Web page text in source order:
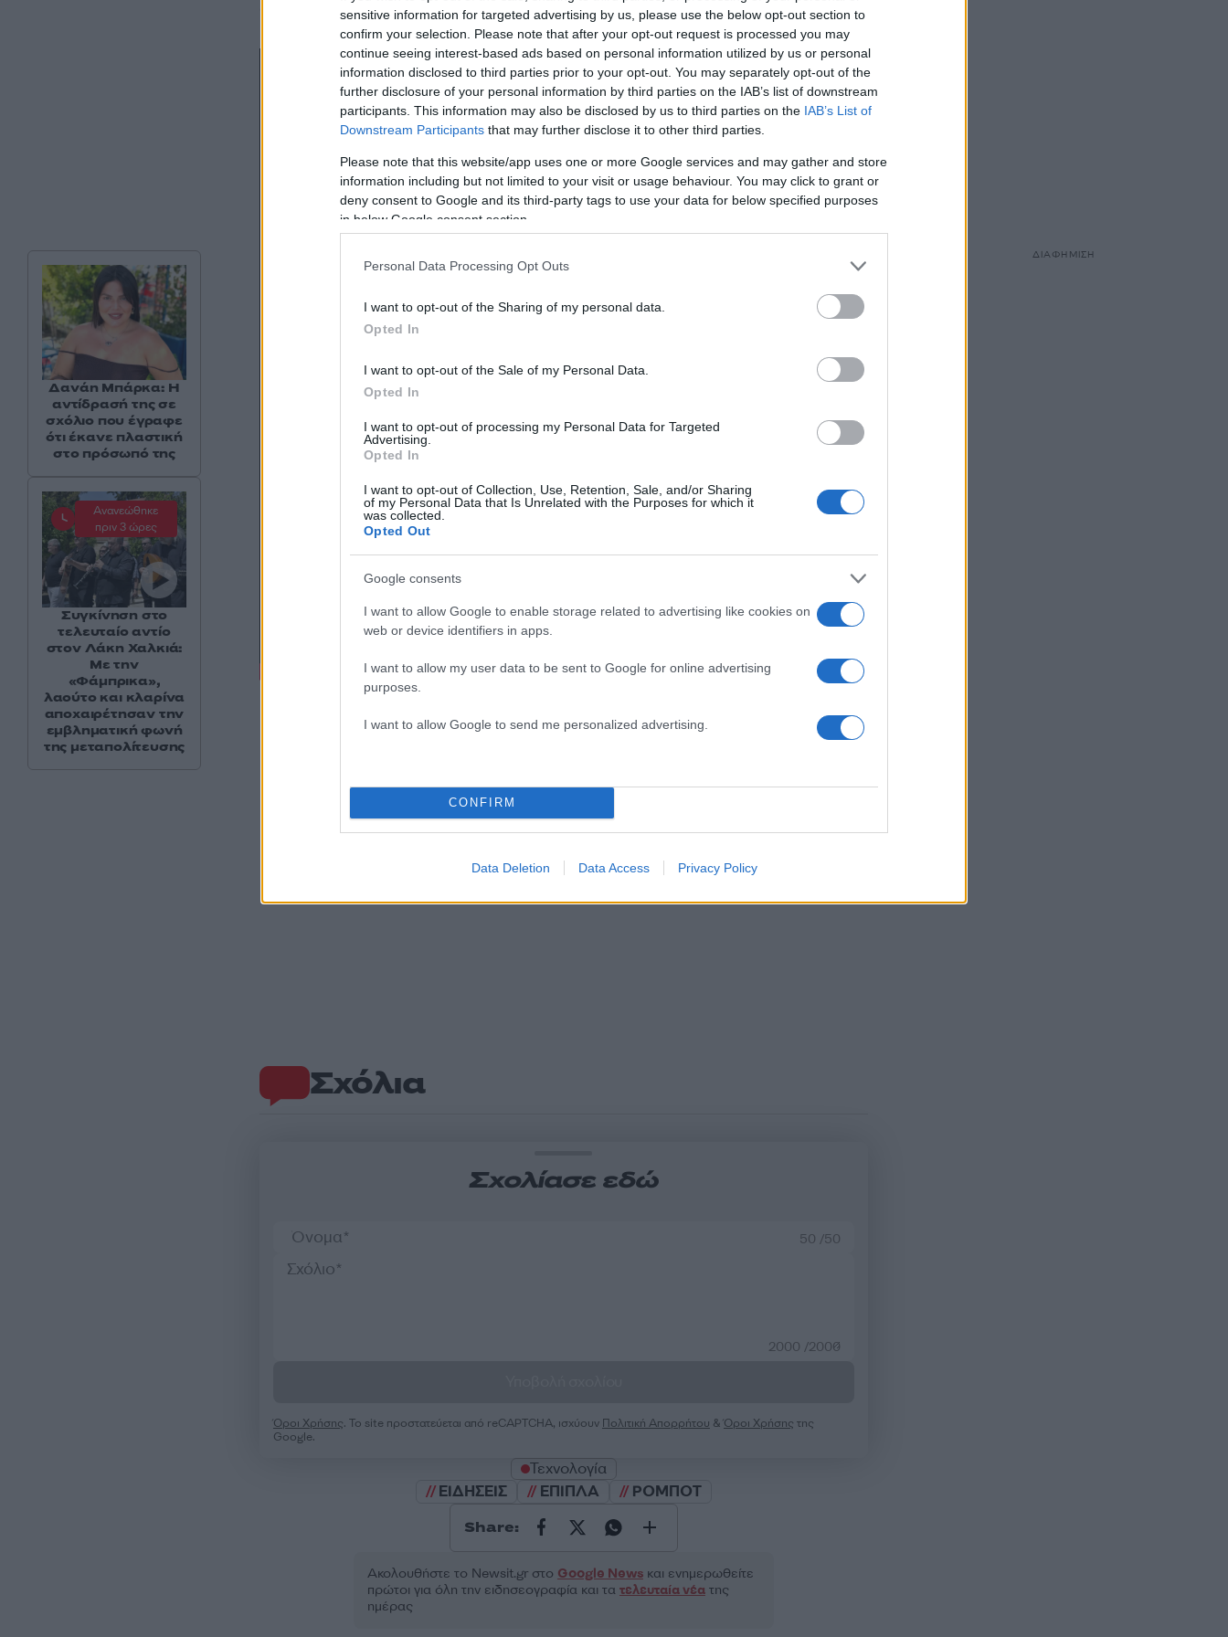
sensitive information for targeted advertising by us, please use the below opt-out section to
confirm your selection. Please note that after your opt-out request is processed you may
continue seeing interest-based ads based on personal information utilized by us or personal
information disclosed to third parties prior to your opt-out. You may separately opt-out of the
further disclosure of your personal information by third parties on the IAB’s list of downstream
participants. This information may also be disclosed by us to third parties on the IAB’s List of
Downstream Participants that may further disclose it to other third parties.
Please note that this website/app uses one or more Google services and may gather and store
information including but not limited to your visit or usage behaviour. You may click to grant or
deny consent to Google and its third-party tags to use your data for below specified purposes
in below Google consent section.
Personal Data Processing Opt Outs
I want to opt-out of the Sharing of my personal data.
Opted In
I want to opt-out of the Sale of my Personal Data.
Opted In
I want to opt-out of processing my Personal Data for Targeted
Advertising.
Opted In
I want to opt-out of Collection, Use, Retention, Sale, and/or Sharing
of my Personal Data that Is Unrelated with the Purposes for which it
was collected.
Opted Out
Google consents
I want to allow Google to enable storage related to advertising like cookies on
web or device identifiers in apps.
I want to allow my user data to be sent to Google for online advertising
purposes.
I want to allow Google to send me personalized advertising.
CONFIRM
Data Deletion Data Access Privacy Policy
άνθρωποι.
Πηγή: ΑΠΕ – ΜΠΕ
Σχόλια
Σχολίασε εδώ
50 /50
2000 /2000
Όροι Χρήσης. Το site προστατεύεται από reCAPTCHA, ισχύουν Πολιτική Απορρήτου &Όροι Χρήσης της
Google.
Τεχνολογία
ΕΙΔΗΣΕΙΣ
ΕΠΙΠΛΑ ΡΟΜΠΟΤ
Share:
Ακολουθήστε το Νewsit.gr στο Google Newsκαι ενημερωθείτε
πρώτοι για όλη την ειδησεογραφία και τα τελευταία νέατης
ημέρας
Δανάη Μπάρκα: Η
αντίδρασή της σε
σχόλιο που έγραφε
ότι έκανε πλαστική
στο πρόσωπό της
Ανανεώθηκε
πριν 3 ώρες
Συγκίνηση στο
τελευταίο αντίο
στον Λάκη Χαλκιά:
Με την
«Φάμπρικα»,
λαούτο και κλαρίνα
αποχαιρέτησαν την
εμβληματική φωνή
της μεταπολίτευσης
ΔΙΑΦΗΜΙΣΗ